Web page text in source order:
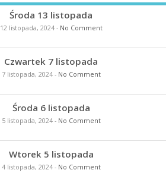
Środa 13 listopada
12 listopada, 2024- No Comment
Czwartek 7 listopada
7 listopada, 2024- No Comment
Środa 6 listopada
5 listopada, 2024- No Comment
Wtorek 5 listopada
4 listopada, 2024- No Comment